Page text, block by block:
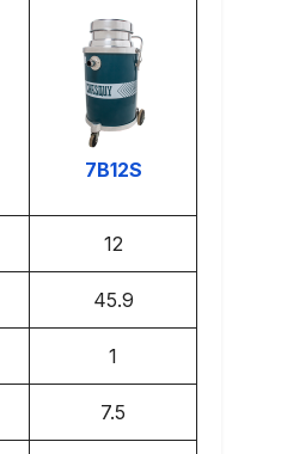
7B12S
12
45.9
1
7.5